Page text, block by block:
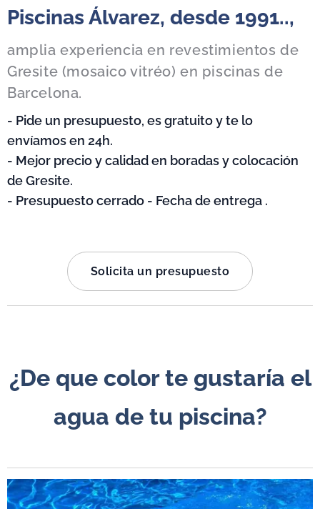
Piscinas Álvarez, desde 1991..,
amplia experiencia en revestimientos de
Gresite (mosaico vitréo) en piscinas de
Barcelona.
- Pide un presupuesto, es gratuito y te lo
envíamos en 24h.
- Mejor precio y calidad en boradas y colocación
de Gresite.
- Presupuesto cerrado - Fecha de entrega .
Solicita un presupuesto
¿De que color te gustaría el
agua de tu piscina?